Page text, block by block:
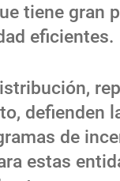
tiene gran
eficientes.
defienden
de
estas